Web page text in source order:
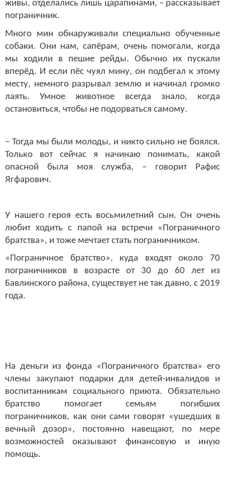
живы, отделались лишь царапинами, – рассказывает
пограничник.
Много мин обнаруживали специально обученные
собаки. Они нам, сапёрам, очень помогали, когда
мы ходили в пешие рейды. Обычно их пускали
вперёд. И если пёс чуял мину, он подбегал к этому
месту, немного разрывал землю и начинал громко
лаять. Умное животное всегда знало, когда
остановиться, чтобы не подорваться самому.
– Тогда мы были молоды, и никто сильно не боялся.
Только вот сейчас я начинаю понимать, какой
опасной была моя служба, – говорит Рафис
Ягфарович.
У нашего героя есть восьмилетний сын. Он очень
любит ходить с папой на встречи «Пограничного
братства», и тоже мечтает стать пограничником.
«Пограничное братство», куда входят около 70
пограничников в возрасте от 30 до 60 лет из
Бавлинского района, существует не так давно, с 2019
года.
На деньги из фонда «Пограничного братства» его
члены закупают подарки для детей-инвалидов и
воспитанникам социального приюта. Обязательно
братство помогает семьям погибших
пограничников, как они сами говорят «ушедших в
вечный дозор», постоянно навещают, по мере
возможностей оказывают финансовую и иную
помощь.